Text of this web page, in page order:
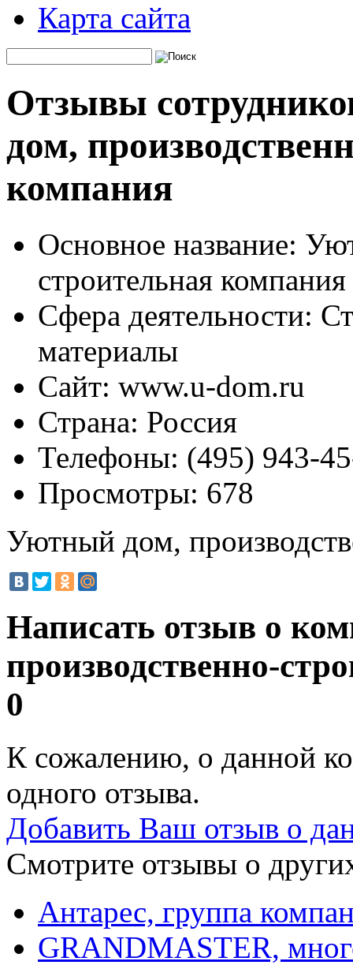
Карта сайта
Отзывы
дом,
компания
Основное название:
строительная компания
Сфера деятельности:
материалы
Сайт: www.u-dom.ru
Страна: Россия
Телефоны: (495) 943-
Просмотры: 678
Уютный дом,
Написать отзыв о
производственно-
0
К сожалению, о данной
одного отзыва.
Добавить Ваш отзыв о
Смотрите отзывы о
Антарес, группа
GRANDMASTER,